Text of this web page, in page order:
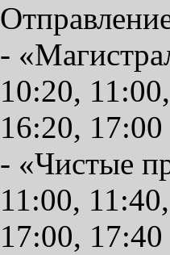
-
10:20,
16:20, 17:00
- «Чистые
11:00,
17:00, 17:40